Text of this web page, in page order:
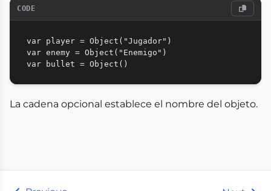
CODE
var player = Object("Jugador")
var enemy = Object("Enemigo")
La cadena opcional establece el nombre del objeto.